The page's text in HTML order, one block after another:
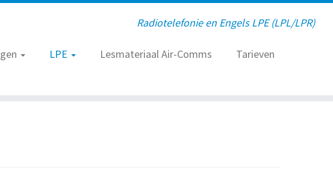
Radiotelefonie en Engels LPE (LPL/LPR)
LPE Lesmateriaal Air-Comms
Tarieven